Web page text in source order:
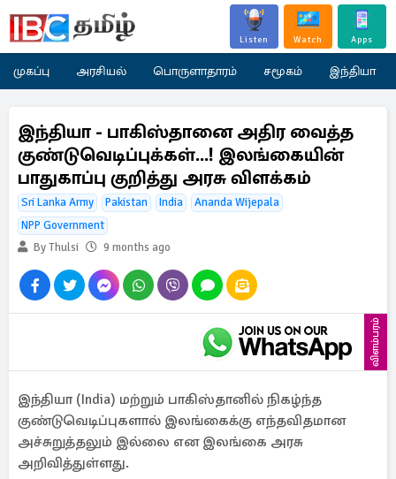
Listen Watch Apps
முகப்பு அரசியல் பொருளாதாரம் சமூகம் இந்தியா
இந்தியா - பாகிஸ்தானை அதிர வைத்த
குண்டுவெடிப்புக்கள்...! இலங்கையின்
பாதுகாப்பு குறித்து அரசு விளக்கம்
Sri Lanka Army Pakistan India
Ananda Wijepala
NPP Government
By Thulsi
9 months ago
விளம்பரம்
இந்தியா (India) மற்றும் பாகிஸ்தானில் நிகழ்ந்த
குண்டுவெடிப்புகளால் இலங்கைக்கு எந்தவிதமான
அச்சுறுத்தலும் இல்லை என இலங்கை அரசு
அறிவித்துள்ளது.